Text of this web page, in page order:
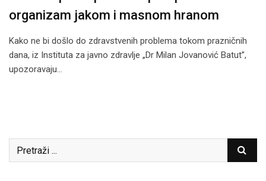
organizam jakom i masnom hranom
Kako ne bi došlo do zdravstvenih problema tokom prazničnih
dana, iz Instituta za javno zdravlje „Dr Milan Jovanović Batut”,
upozoravaju…